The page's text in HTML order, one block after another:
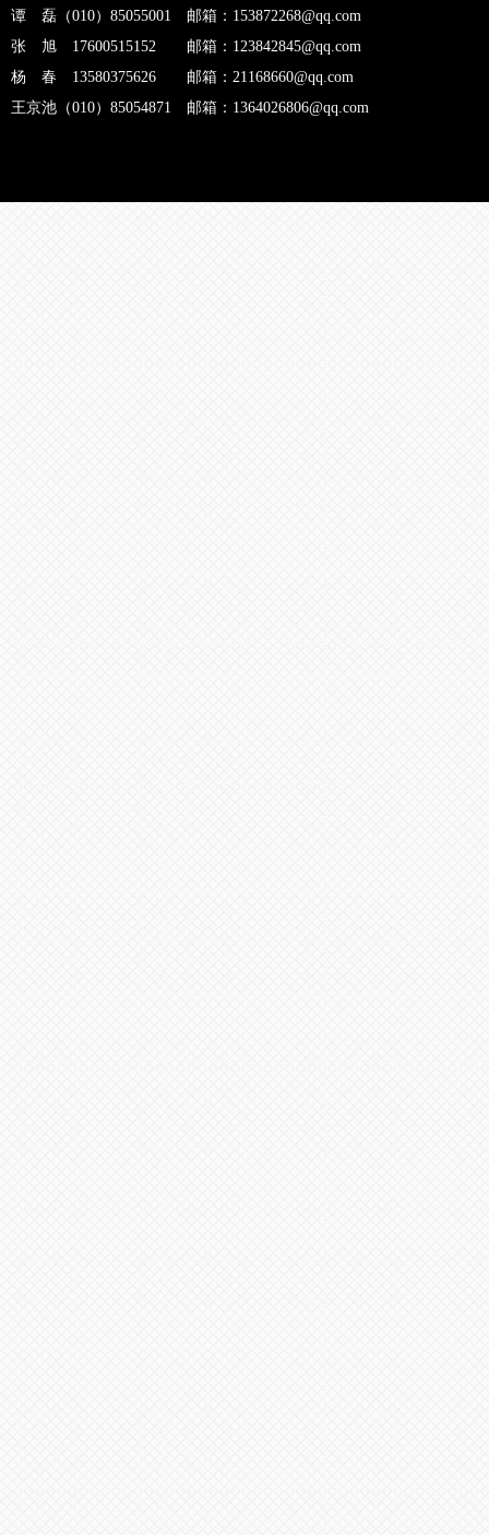
谭 磊（010）85055001 邮箱：153872268@qq.com
张 旭 17600515152 邮箱：123842845@qq.com
杨 春 13580375626 邮箱：21168660@qq.com
王京池（010）85054871 邮箱：1364026806@qq.com